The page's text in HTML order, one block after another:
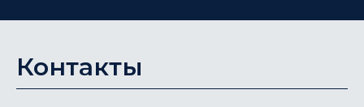
Контакты